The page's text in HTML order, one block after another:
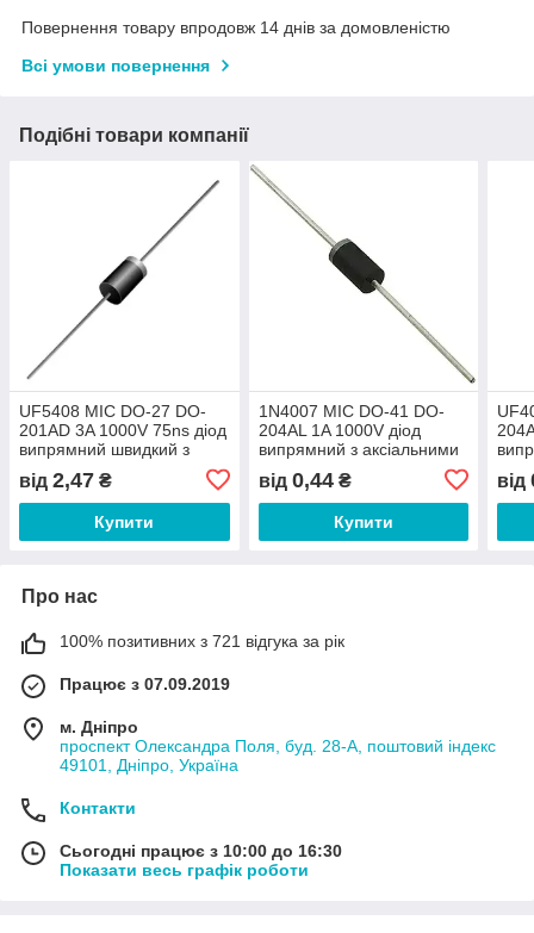
Повернення товару впродовж 14 днів за домовленістю
Всі умови повернення
Подібні товари компанії
UF5408 MIC DO-27 DO-
201AD 3A 1000V 75ns діод
випрямний швидкий з
аксіальними контактами
від 2,47 ₴
Купити
1N4007 MIC DO-41 DO-
204AL 1A 1000V діод
випрямний з аксіальними
від 0,44₴
Купити
від
Про нас
100% позитивних з 721 відгука за рік
Працює з 07.09.2019
м. Дніпро
проспект Олександра Поля, буд. 28-А, поштовий індекс
49101, Дніпро, Україна
Контакти
Сьогодні працює з 10:00 до 16:30
Показати весь графік роботи